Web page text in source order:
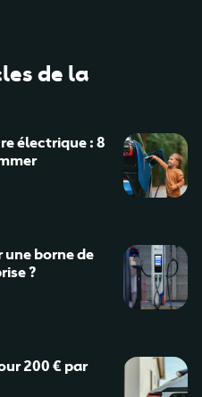
F1050
de la
électrique : 8
borne de
?
200 € par